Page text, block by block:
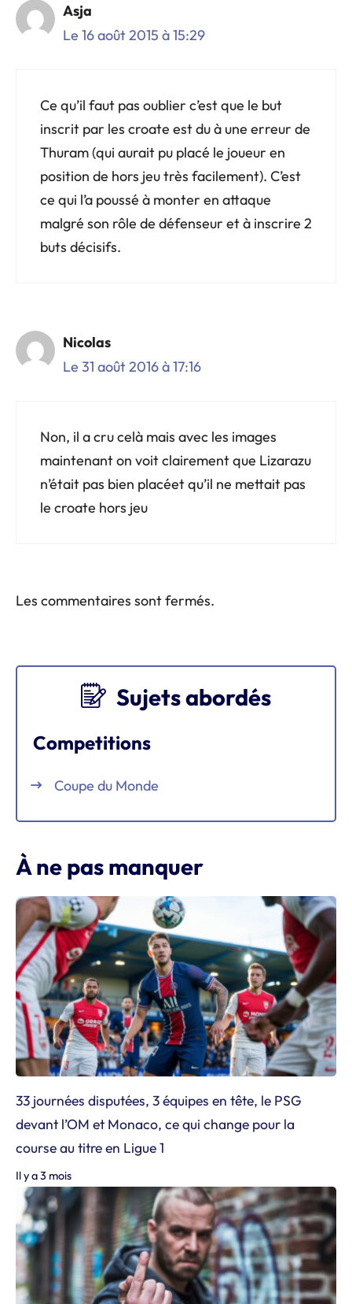
Asja
Le 16 août 2015 à 15:29
Ce qu’il faut pas oublier c’est que le but
inscrit par les croate est du à une erreur de
Thuram (qui aurait pu placé le joueur en
position de hors jeu très facilement). C’est
ce qui l’a poussé à monter en attaque
malgré son rôle de défenseur et à inscrire 2
buts décisifs.
Nicolas
Le 31 août 2016 à 17:16
Non, il a cru celà mais avec les images
maintenant on voit clairement que Lizarazu
n’était pas bien placéet qu’il ne mettait pas
le croate hors jeu
Les commentaires sont fermés.
Sujets abordés
Competitions
Coupe du Monde
À ne pas manquer
33 journées disputées, 3 équipes en tête, le PSG
devant l’OM et Monaco, ce qui change pour la
course au titre en Ligue 1
Il y a 3 mois